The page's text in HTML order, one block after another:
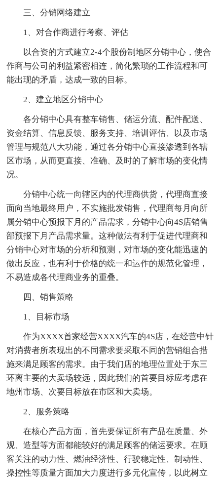
三、分销网络建立
1、对合作商进行考察、评估
以合资的方式建立2-4个股份制地区分销中心，使合
作商与公司的利益紧密相连，简化繁琐的工作流程和可
能出现的矛盾，达成一致的目标。
2、建立地区分销中心
各分销中心具有整车销售、储运分流、配件配送、
资金结算、信息反馈、服务支持、培训评估、以及市场
管理与规范八大功能，通过各分销中心直接渗透到各辖
区市场，从而更直接、准确、及时的了解市场的变化情
况。
分销中心统一向辖区内的代理商供货，代理商直接
面向当地最终用户，不实施批发销售，代理商每月向所
属分销中心预报下月的产品需求，分销中心向4S店销售
部预报下月产品需求量。这种做法有利于促进代理商和
分销中心对市场的分析和预测，对市场的变化能迅速的
做出反应，也有利于价格的统一和运作的规范化管理，
不易造成各代理商业务的重叠。
四、销售策略
1、目标市场
作为XXXX首家经营XXXX汽车的4S店，在经营中针
对消费者所表现出的不同需求要采取不同的营销组合措
施来满足顾客的需求。由于我们店的地理位置处于东三
环离主要的大卖场较远，因此我们的首要目标应考虑在
地州市场、次要目标放在市区和大卖场。
2、服务策略
在核心产品方面，首先要保证所有产品在质量、外
观、造型等方面都能较好的满足顾客的储运要求。在顾
客关注的动力性、燃油经济性、行驶稳定性、制动性、
操控性等质量方面加大力度进行多元化宣传，以此树立